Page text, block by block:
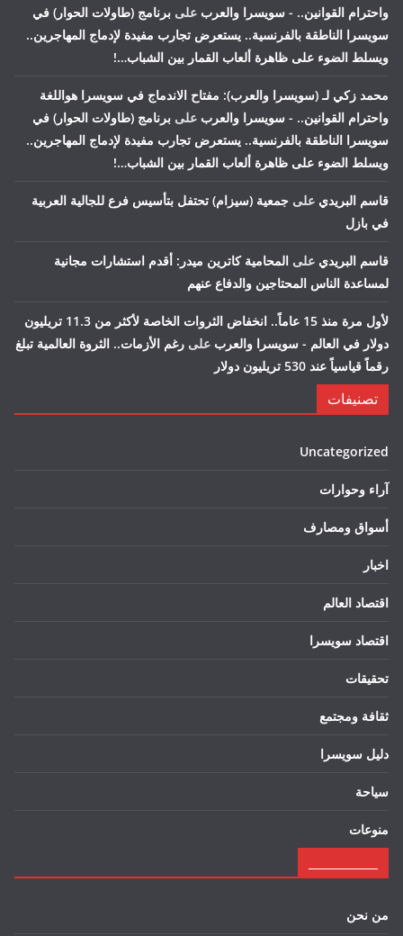
واحترام القوانين.. - سويسرا والعرب على برنامج (طاولات الحوار) في
سويسرا الناطقة بالفرنسية.. يستعرض تجارب مفيدة لإدماج المهاجرين..
ويسلط الضوء على ظاهرة ألعاب القمار بين الشباب…!
محمد زكي لـ (سويسرا والعرب): مفتاح الاندماج في سويسرا هواللغة
واحترام القوانين.. - سويسرا والعرب على برنامج (طاولات الحوار) في
سويسرا الناطقة بالفرنسية.. يستعرض تجارب مفيدة لإدماج المهاجرين..
ويسلط الضوء على ظاهرة ألعاب القمار بين الشباب…!
قاسم البريدي على جمعية (سيزام) تحتفل بتأسيس فرع للجالية العربية
في بازل
قاسم البريدي على المحامية كاترين ميدر: أقدم استشارات مجانية
لمساعدة الناس المحتاجين والدفاع عنهم
لأول مرة منذ 15 عاماً.. انخفاض الثروات الخاصة لأكثر من 11.3 تريليون
دولار في العالم - سويسرا والعرب على رغم الأزمات.. الثروة العالمية تبلغ
رقماً قياسياً عند 530 تريليون دولار
تصنيفات
Uncategorized
آراء وحوارات
أسواق ومصارف
اخبار
اقتصاد العالم
اقتصاد سويسرا
تحقيقات
ثقافة ومجتمع
دليل سويسرا
سياحة
منوعات
من نحن